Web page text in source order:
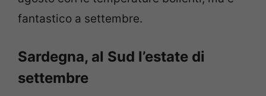
fantastico a settembre.
Sardegna, al Sud l’estate di
settembre